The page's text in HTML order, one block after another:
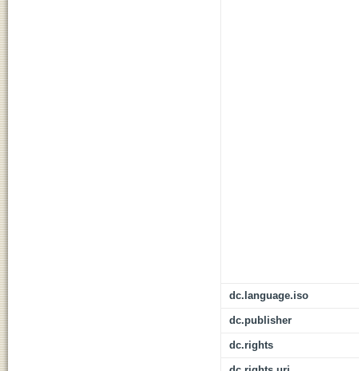
dc.language.iso
dc.publisher
dc.rights